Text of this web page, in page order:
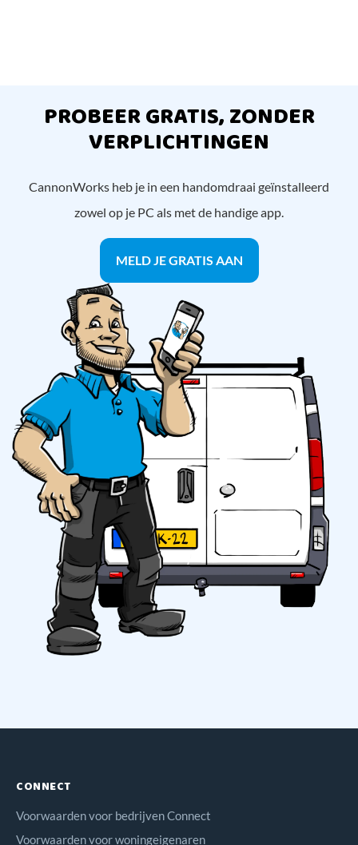
PROBEER GRATIS, ZONDER
VERPLICHTINGEN
CannonWorks heb je in een handomdraai geïnstalleerd
zowel op je PC als met de handige app.
MELD JE GRATIS AAN
CONNECT
Voorwaarden voor bedrijven Connect
Voorwaarden voor woningeigenaren